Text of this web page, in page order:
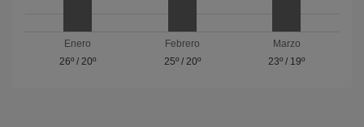
Enero
26º/ 20º
Febrero
25º/ 20º
Marzo
23º / 19º